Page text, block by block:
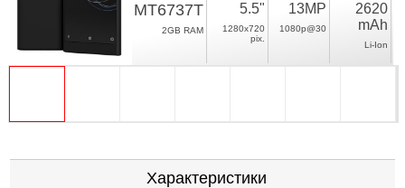
MT6737T
2GB RAM
5.5"
1280x720
pix.
13MP
1080p@30
2620
mAh
Li-Ion
Характеристики